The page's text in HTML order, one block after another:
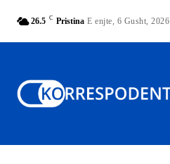
26.5 C Pristina E enjte, 6 Gusht, 2026